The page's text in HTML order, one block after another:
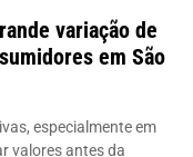
variação de
em São
especialmente em
valores antes da